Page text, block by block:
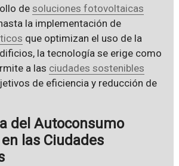
desoluciones fotovoltaicas
la implementación de
que optimizan el uso de la
la tecnología se erige como
a las ciudades sostenibles
de eficiencia y reducción de
del Autoconsumo
las Ciudades